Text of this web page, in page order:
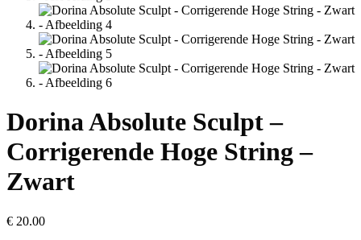
Dorina Absolute Sculpt –
Corrigerende Hoge String –
Zwart
€ 20.00